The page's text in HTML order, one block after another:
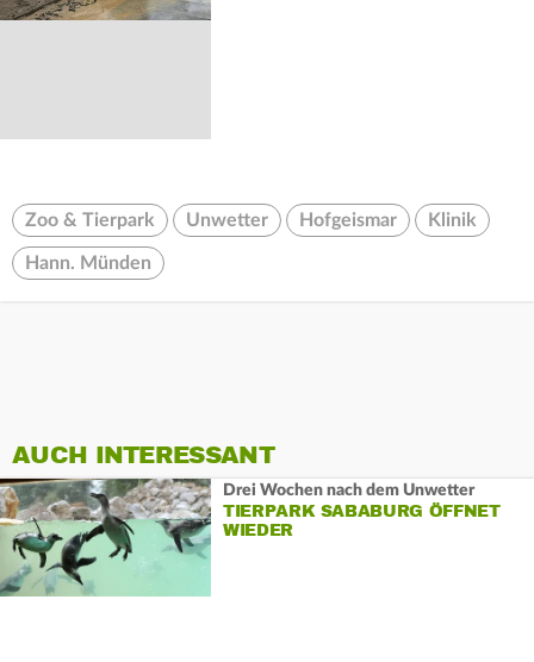
Zoo & Tierpark Unwetter Hofgeismar Klinik
Hann. Münden
AUCH INTERESSANT
Drei Wochen nach dem Unwetter
TIERPARK SABABURG ÖFFNET
WIEDER